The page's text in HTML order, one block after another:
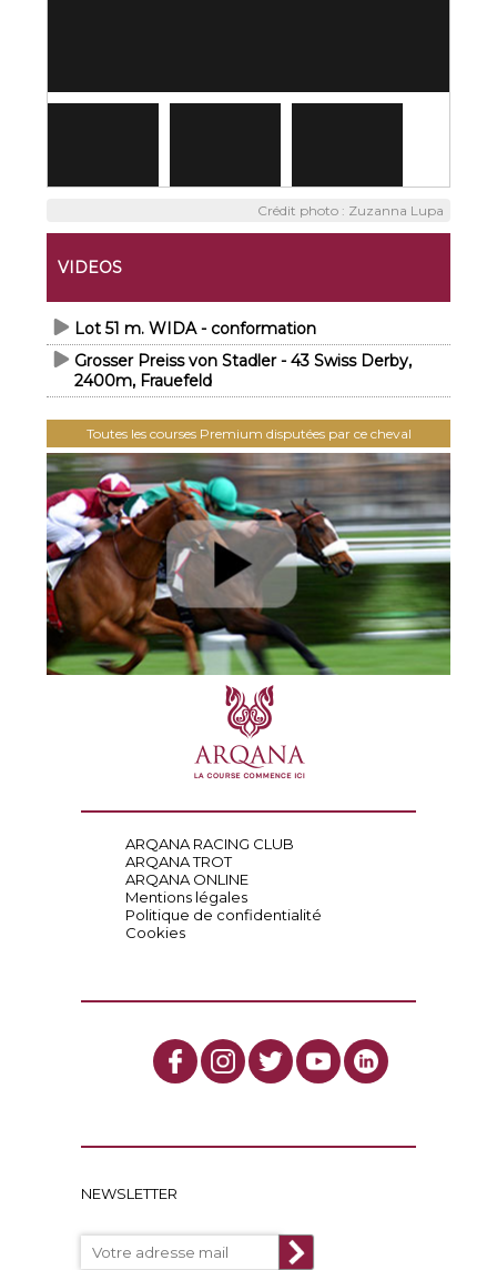
Crédit photo : Zuzanna Lupa
VIDEOS
Lot 51 m. WIDA - conformation
Grosser Preiss von Stadler - 43 Swiss Derby,
2400m, Frauefeld
Toutes les courses Premium disputées par ce cheval
ARQANA RACING CLUB
ARQANA TROT
ARQANA ONLINE
Mentions légales
Politique de confidentialité
Cookies
NEWSLETTER